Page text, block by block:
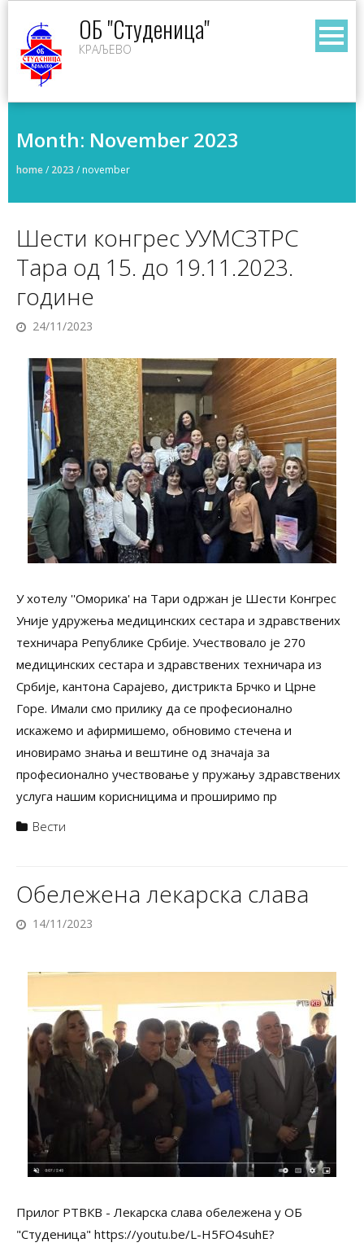
content
ОБ "Студеница"
КРАЉЕВО
Month: November 2023
home/ 2023 / november
Шести конгрес УУМСЗТРС
Тара од 15. до 19.11.2023.
године
24/11/2023
У хотелу ''Оморика' на Тари одржан је Шести Конгрес
Уније удружења медицинских сестара и здравствених
техничара Републике Србије. Учествовало је 270
медицинских сестара и здравствених техничара из
Србије, кантона Сарајево, дистрикта Брчко и Црне
Горе. Имали смо прилику да се професионално
искажемо и афирмишемо, обновимо стечена и
иновирамо знања и вештине од значаја за
професионално учествовање у пружању здравствених
услуга нашим корисницима и проширимо пр
Вести
Обележена лекарска слава
14/11/2023
Прилог РТВКВ - Лекарска слава обележена у ОБ
"Студеница" https://youtu.be/L-H5FO4suhE?